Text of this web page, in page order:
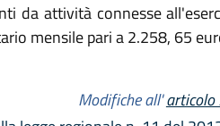
da attività connesse
mensile pari a 2.258, 65
Modifiche all'articolo